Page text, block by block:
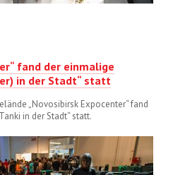
fand der einmalige
in der Stadt“ statt
„Novosibirsk Expocenter“ fand
in der Stadt“ statt.